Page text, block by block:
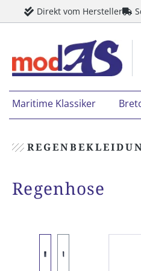
Zur Hauptnavigation
Direkt vom Hersteller
Maritime Klassiker
Regenhose